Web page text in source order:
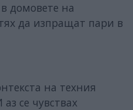
домовете на
да изпращат пари в
на техния
се чувствах